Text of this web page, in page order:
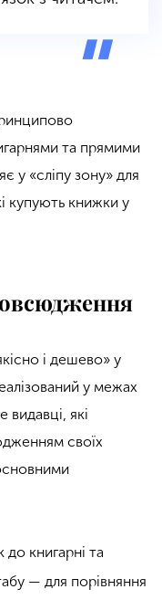
та прямими
у «сліпу зону» для
купують книжки у
і дешево» у
у межах
які
своїх
книгарні та
— для порівняння